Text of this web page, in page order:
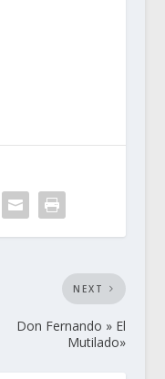
NEXT
Don Fernando » El
Mutilado»